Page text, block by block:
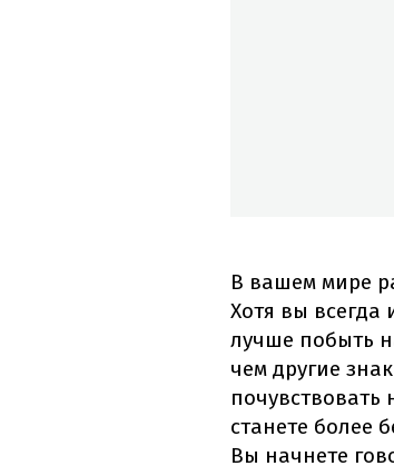
В вашем мире
Хотя вы всегда
лучше побыть
чем другие
станете более
Вы начнете